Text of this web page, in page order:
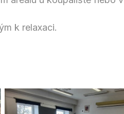
k relaxaci.